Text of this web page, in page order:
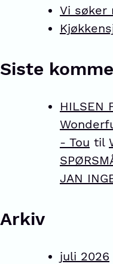
Vi søker
Siste
HILSEN
- Tou til
JAN
Arkiv
juli 2026